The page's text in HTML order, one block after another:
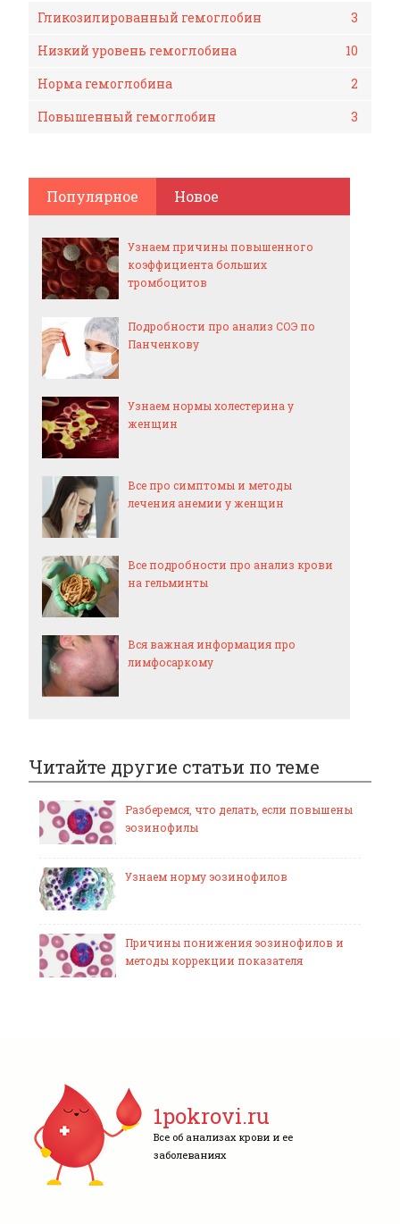
Гликозилированный гемоглобин
3
Низкий уровень гемоглобина
10
Норма гемоглобина
2
Повышенный гемоглобин
3
Популярное Новое
Узнаем причины повышенного
коэффициента больших
тромбоцитов
Подробности про анализ СОЭ по
Панченкову
Узнаем нормы холестерина у
женщин
Все про симптомы и методы
лечения анемии у женщин
Все подробности про анализ крови
на гельминты
Вся важная информация про
лимфосаркому
Читайте другие статьи по теме
Разберемся, что делать, если повышены
эозинофилы
Узнаем норму эозинофилов
Причины понижения эозинофилов и
методы коррекции показателя
1pokrovi.ru
Все об анализах крови и ее
заболеваниях